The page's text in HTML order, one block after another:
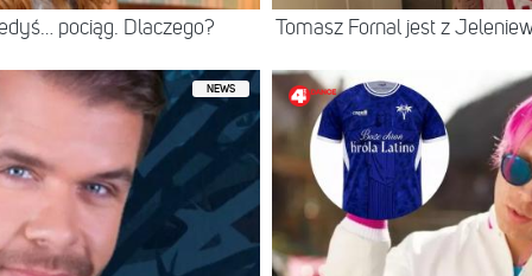
pociąg. Dlaczego? Tomasz Fornal jest z
NEWS